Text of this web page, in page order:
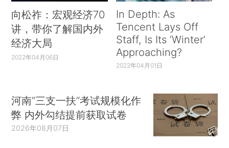
向松祚：宏观经济70
讲，带你了解国内外
经济大局
2022年04月06日
In Depth: As
Tencent Lays Off
Staff, Is Its ‘Winter’
Approaching?
2022年04月01日
河南“三支一扶”考试规模化作
弊 内外勾结提前获取试卷
2026年08月07日